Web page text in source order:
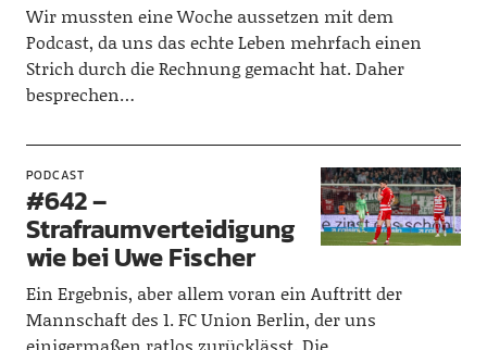
Wir mussten eine Woche aussetzen mit dem
Podcast, da uns das echte Leben mehrfach einen
Strich durch die Rechnung gemacht hat. Daher
besprechen…
PODCAST
#642 –
Strafraumverteidigung
wie bei Uwe Fischer
Ein Ergebnis, aber allem voran ein Auftritt der
Mannschaft des 1. FC Union Berlin, der uns